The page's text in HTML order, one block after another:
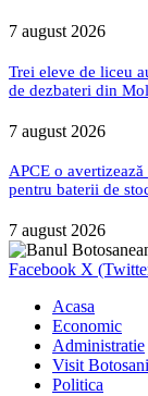
7 august 2026
Trei eleve de liceu
de dezbateri din
7 august 2026
APCE o
pentru baterii de
7 august 2026
Facebook X
Acasa
Economic
Administratie
Visit Botosani
Politica